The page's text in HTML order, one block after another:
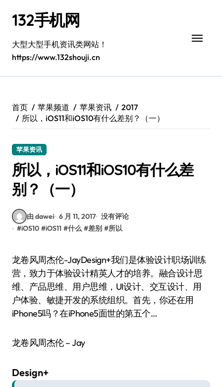
132手机网
大型大型手机资讯类网站！
https://www.132shouji.cn
首页 苹果频道 苹果资讯
2017
所以，iOS11和iOS10有什么差别？（一）
苹果资讯
所以，iOS11和iOS10有什么差
别？（一）
由 dawei 6 月 11, 2017 没有评论
#iOS10 #iOS11 #什么 #差别 #所以
龙卷风周杰伦-JayDesign+我们是体验设计职场训练
营，致力于体验设计精英人才的培养。融合设计思
维、产品思维、用户思维，UI设计、交互设计、用
户体验、敏捷开发的系统组织。首先，你还在用
iPhone5吗？在iPhone5面世的第五个…
龙卷风周杰伦 – Jay
Design+